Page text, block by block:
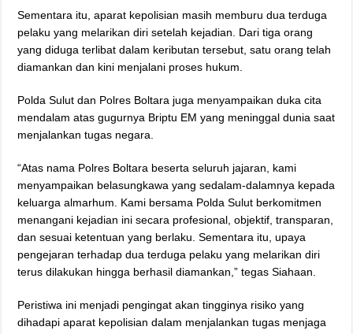
Sementara itu, aparat kepolisian masih memburu dua terduga
pelaku yang melarikan diri setelah kejadian. Dari tiga orang
yang diduga terlibat dalam keributan tersebut, satu orang telah
diamankan dan kini menjalani proses hukum.
Polda Sulut dan Polres Boltara juga menyampaikan duka cita
mendalam atas gugurnya Briptu EM yang meninggal dunia saat
menjalankan tugas negara.
“Atas nama Polres Boltara beserta seluruh jajaran, kami
menyampaikan belasungkawa yang sedalam-dalamnya kepada
keluarga almarhum. Kami bersama Polda Sulut berkomitmen
menangani kejadian ini secara profesional, objektif, transparan,
dan sesuai ketentuan yang berlaku. Sementara itu, upaya
pengejaran terhadap dua terduga pelaku yang melarikan diri
terus dilakukan hingga berhasil diamankan,” tegas Siahaan.
Peristiwa ini menjadi pengingat akan tingginya risiko yang
dihadapi aparat kepolisian dalam menjalankan tugas menjaga